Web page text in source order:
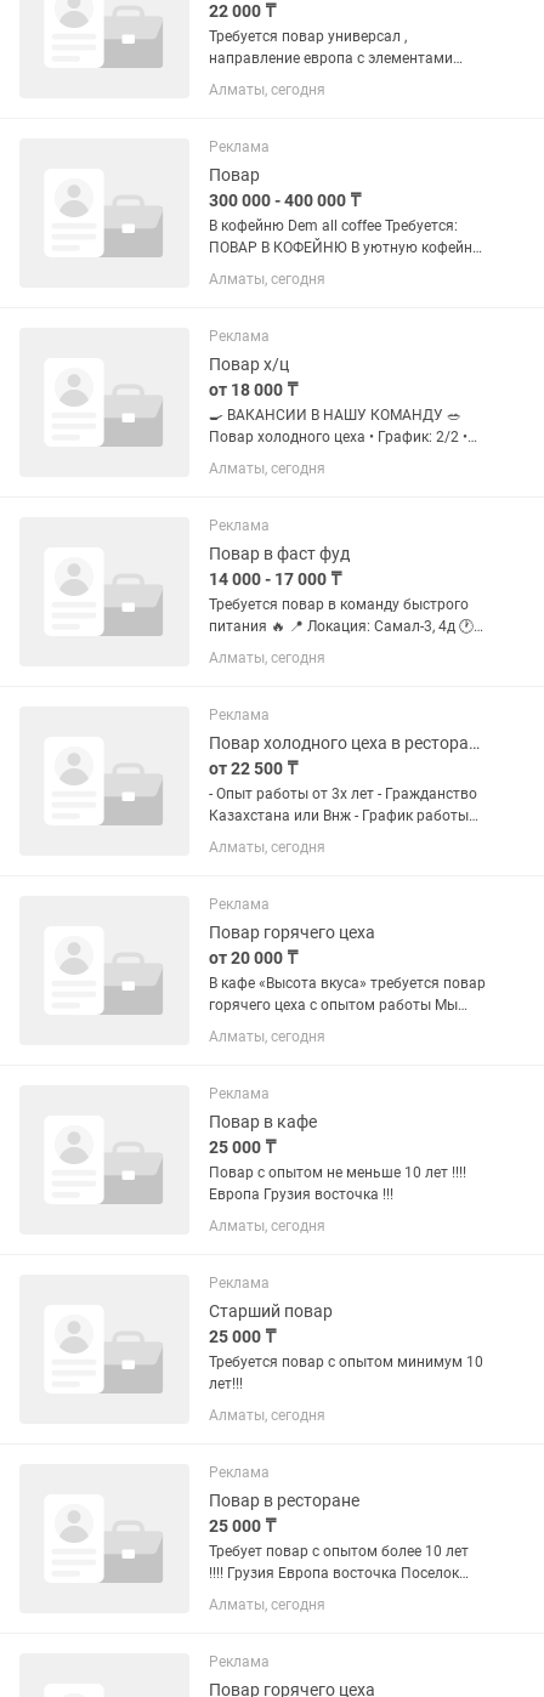
22 000 ₸
Требуется повар универсал ,
направление европа с элементами
востока
Алматы, сегодня
Реклама
Повар
300 000 - 400 000 ₸
В кофейню Dem all coffee Требуется:
ПОВАР В КОФЕЙНЮ В уютную кофейню
мы ищем профессионального повара,
а не «хочу попробовать»,который
Алматы, сегодня
Реклама
Повар х/ц
от 18 000 ₸
🍳 ВАКАНСИИ В НАШУ КОМАНДУ 🥗
Повар холодного цеха • График: 2/2 •
18 000 тг за смену Мы предлагаем: •
Выплата заработной платы 2 раза в
работу • Дружный коллектив •...
Алматы, сегодня
Реклама
Повар в фаст фуд
14 000 - 17 000 ₸
Требуется повар в команду быстрого
питания 🔥 📍 Локация: Самал-3, 4д 🕐
График работы: 5/2, с 11:00 до 00:00 💵
Заработная плата: • от 14 000 тг за
оплаты • полный...
Алматы, сегодня
Реклама
Повар холодного цеха в ресторан Paulaner
от 22 500 ₸
- Опыт работы от 3х лет - Гражданство
Казахстана или Внж - График работы
4/2, смена 12 часов - Оклад за смену 22
500 тг - Выплаты 2 раза в месяц без
питание,...
Алматы, сегодня
Реклама
Повар горячего цеха
от 20 000 ₸
В кафе «Высота вкуса» требуется повар
горячего цеха с опытом работы Мы
ищем ответственного и порядочного
сотрудника в дружную команду❗️❗️❗️
развиваться •Аккуратность...
Алматы, сегодня
Реклама
Повар в кафе
25 000 ₸
Повар с опытом не меньше 10 лет !!!!
Европа Грузия восточка !!!
Алматы, сегодня
Реклама
Старший повар
25 000 ₸
Требуется повар с опытом минимум 10
лет!!!
Алматы, сегодня
Реклама
Повар в ресторане
25 000 ₸
Требует повар с опытом более 10 лет
!!!! Грузия Европа восточка Поселок
Ащибулак !!
Алматы, сегодня
Реклама
Повар горячего цеха